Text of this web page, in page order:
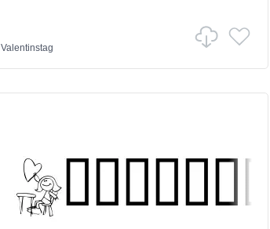
Valentinstag